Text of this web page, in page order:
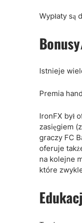
Wypłaty są
Istnieje
Premia
IronFX był
zasięgiem
graczy FC
oferuje
na kolejne
które